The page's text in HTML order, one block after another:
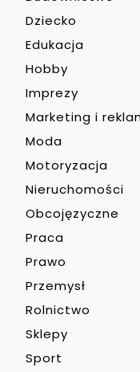
Dziecko
Edukacja
Hobby
Imprezy
Marketing i
Moda
Motoryzacja
Nieruchomości
Obcojęzyczne
Praca
Prawo
Przemysł
Rolnictwo
Sklepy
Sport